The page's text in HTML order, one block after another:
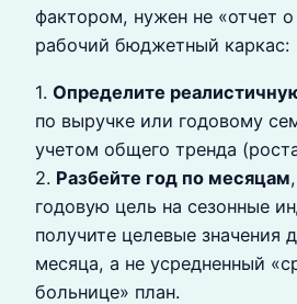
фактором, нужен не «отчет о
рабочий бюджетный каркас:
1. Определите
по выручке или годовому
учетом общего тренда
2. Разбейте год по месяцам
годовую цель на сезонные
получите целевые значения
месяца, а не усредненный
больнице» план.